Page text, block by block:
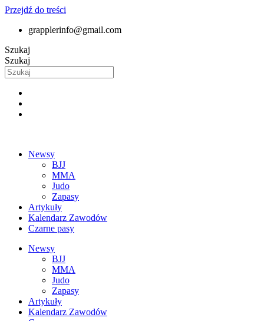
Przejdź do treści
grapplerinfo@gmail.com
Szukaj
Szukaj
Newsy
BJJ
MMA
Judo
Zapasy
Artykuły
Kalendarz Zawodów
Czarne pasy
Newsy
BJJ
MMA
Judo
Zapasy
Artykuły
Kalendarz Zawodów